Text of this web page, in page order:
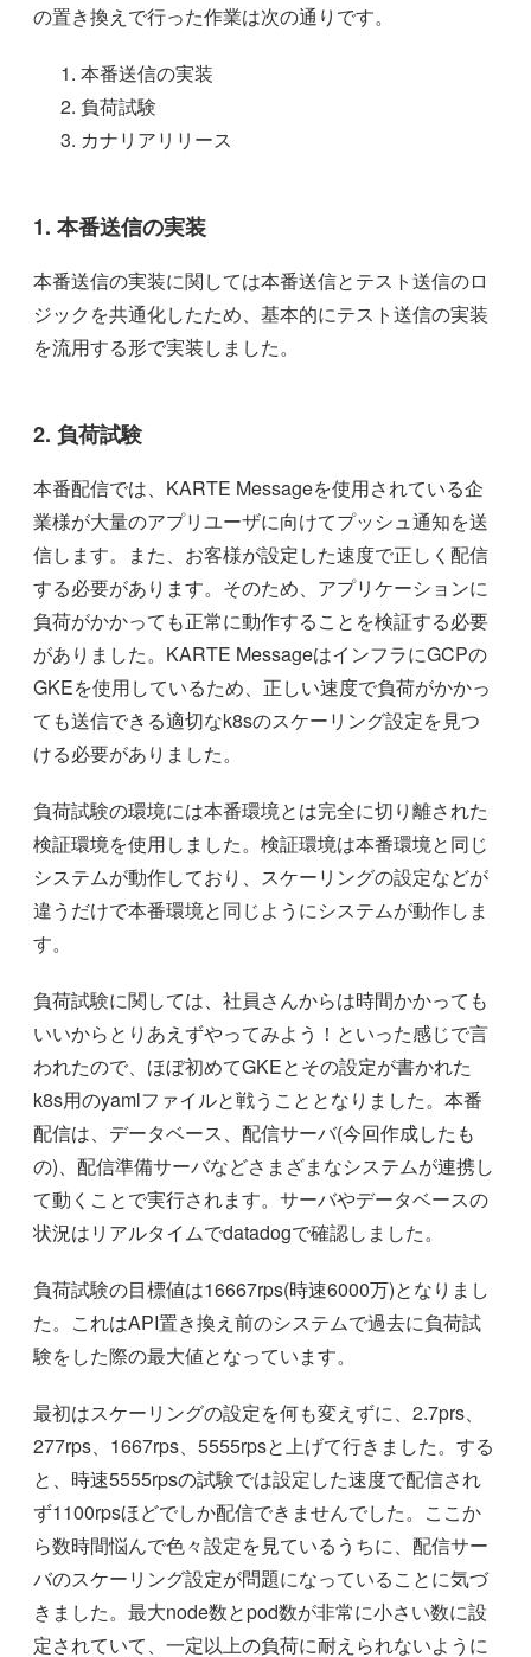
の置き換えで行った作業は次の通りです。
本番送信の実装
負荷試験
カナリアリリース
1. 本番送信の実装
本番送信の実装に関しては本番送信とテスト送信のロ
ジックを共通化したため、基本的にテスト送信の実装
を流用する形で実装しました。
2. 負荷試験
本番配信では、KARTE Messageを使用されている企
業様が大量のアプリユーザに向けてプッシュ通知を送
信します。また、お客様が設定した速度で正しく配信
する必要があります。そのため、アプリケーションに
負荷がかかっても正常に動作することを検証する必要
がありました。KARTE MessageはインフラにGCPの
GKEを使用しているため、正しい速度で負荷がかかっ
ても送信できる適切なk8sのスケーリング設定を見つ
ける必要がありました。
負荷試験の環境には本番環境とは完全に切り離された
検証環境を使用しました。検証環境は本番環境と同じ
システムが動作しており、スケーリングの設定などが
違うだけで本番環境と同じようにシステムが動作しま
す。
負荷試験に関しては、社員さんからは時間かかっても
いいからとりあえずやってみよう！といった感じで言
われたので、ほぼ初めてGKEとその設定が書かれた
k8s用のyamlファイルと戦うこととなりました。本番
配信は、データベース、配信サーバ(今回作成したも
の)、配信準備サーバなどさまざまなシステムが連携し
て動くことで実行されます。サーバやデータベースの
状況はリアルタイムでdatadogで確認しました。
負荷試験の目標値は16667rps(時速6000万)となりまし
た。これはAPI置き換え前のシステムで過去に負荷試
験をした際の最大値となっています。
最初はスケーリングの設定を何も変えずに、2.7prs、
277rps、1667rps、5555rpsと上げて行きました。する
と、時速5555rpsの試験では設定した速度で配信され
ず1100rpsほどでしか配信できませんでした。ここか
ら数時間悩んで色々設定を見ているうちに、配信サー
バのスケーリング設定が問題になっていることに気づ
きました。最大node数とpod数が非常に小さい数に設
定されていて、一定以上の負荷に耐えられないように